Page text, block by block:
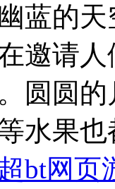
蓝的
邀请
圆圆
水果
bt网页